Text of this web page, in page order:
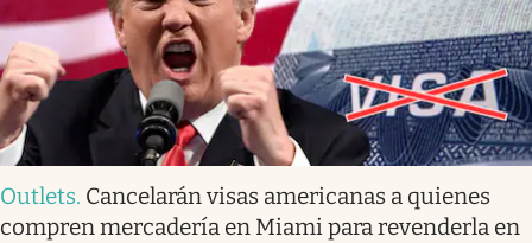
Outlets. Cancelarán visas americanas a quienes
compren mercadería en Miami para revenderla en